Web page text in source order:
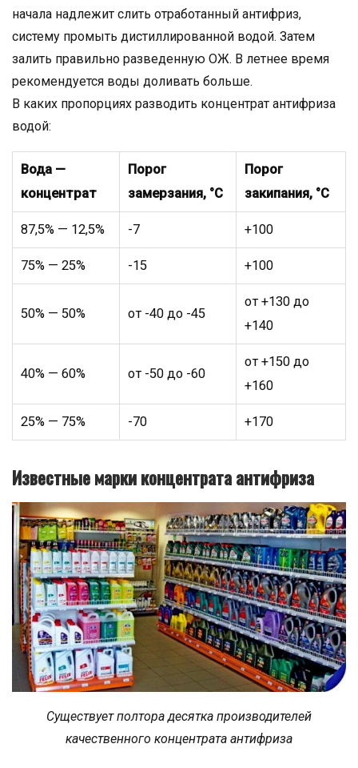
начала надлежит слить отработанный антифриз,
систему промыть дистиллированной водой. Затем
залить правильно разведенную ОЖ. В летнее время
рекомендуется воды доливать больше.
В каких пропорциях разводить концентрат антифриза
водой:
Вода —
концентрат
Порог
замерзания, °С
Порог
закипания, °С
87,5% — 12,5% -7 +100
75% — 25% -15 +100
50% — 50% от -40 до -45
от +130 до
+140
40% — 60% от -50 до -60
от +150 до
+160
25% — 75% -70 +170
Известные марки концентрата антифриза
Существует полтора десятка производителей
качественного концентрата антифриза